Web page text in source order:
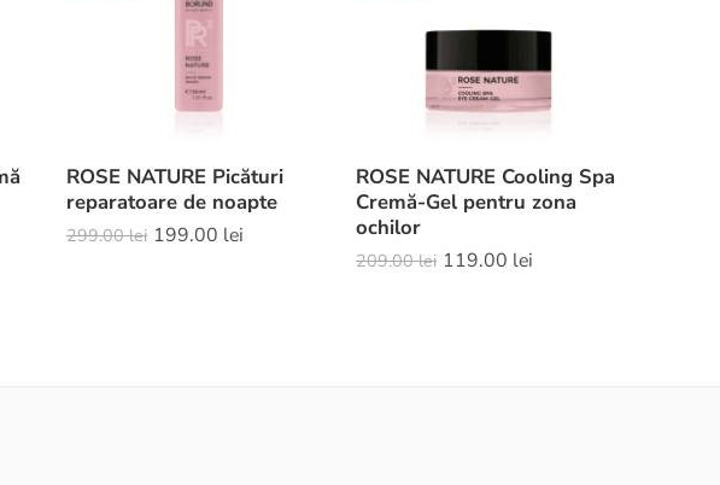
ROSE NATURE Picături
reparatoare de noapte
299.00lei 199.00 lei
ROSE NATURE Cooling Spa
Cremă-Gel pentru zona
ochilor
209.00lei 119.00 lei